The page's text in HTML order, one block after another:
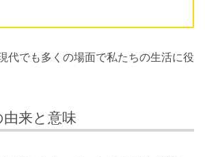
代でも多くの場面で私たちの生活に役
来と意味